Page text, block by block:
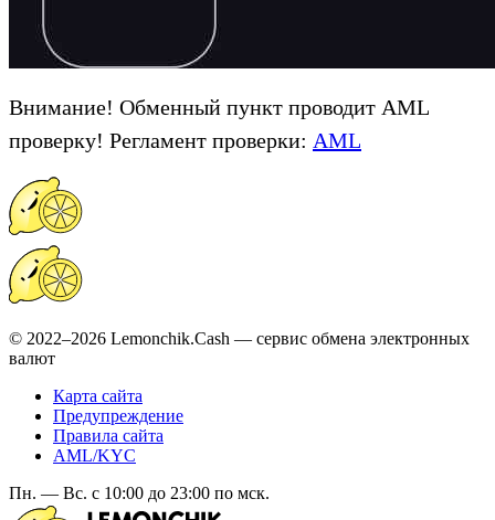
Внимание! Обменный пункт проводит AML
проверку! Регламент проверки: AML
© 2022–2026 Lemonchik.Cash — сервис обмена электронных
валют
Карта сайта
Предупреждение
Правила сайта
AML/KYC
Пн. — Вс. с 10:00 до 23:00 по мск.